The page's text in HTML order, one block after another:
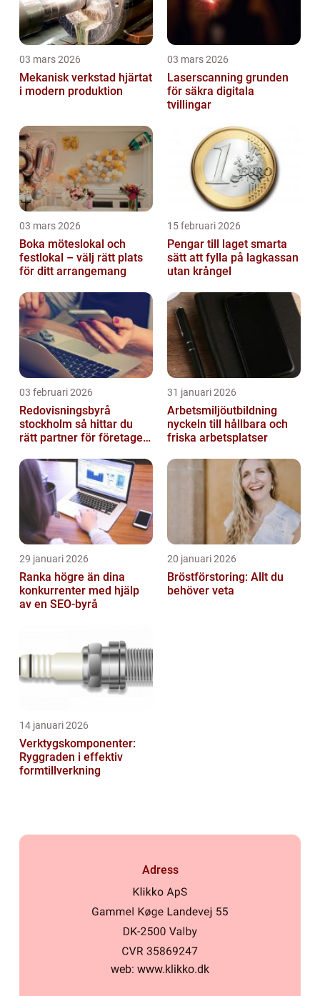
03 mars 2026
Mekanisk verkstad hjärtat
i modern produktion
03 mars 2026
Laserscanning grunden
för säkra digitala
tvillingar
03 mars 2026
Boka möteslokal och
festlokal – välj rätt plats
för ditt arrangemang
15 februari 2026
Pengar till laget smarta
sätt att fylla på lagkassan
utan krångel
03 februari 2026
Redovisningsbyrå
stockholm så hittar du
rätt partner för företagets
31 januari 2026
Arbetsmiljöutbildning
nyckeln till hållbara och
friska arbetsplatser
29 januari 2026
Ranka högre än dina
konkurrenter med hjälp
av en SEO-byrå
20 januari 2026
Bröstförstoring: Allt du
behöver veta
14 januari 2026
Verktygskomponenter:
Ryggraden i effektiv
formtillverkning
Adress
web: www.klikko.dk